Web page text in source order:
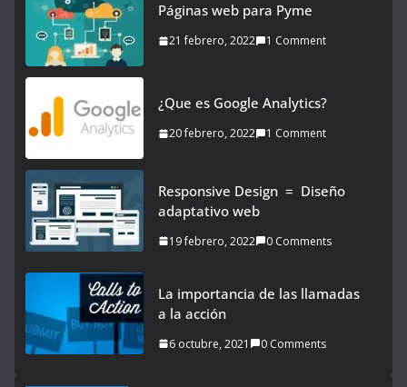
Páginas web para Pyme
21 febrero, 2022 1 Comment
¿Que es Google Analytics?
20 febrero, 2022 1 Comment
Responsive Design = Diseño
adaptativo web
19 febrero, 2022 0 Comments
La importancia de las llamadas
a la acción
6 octubre, 2021 0 Comments